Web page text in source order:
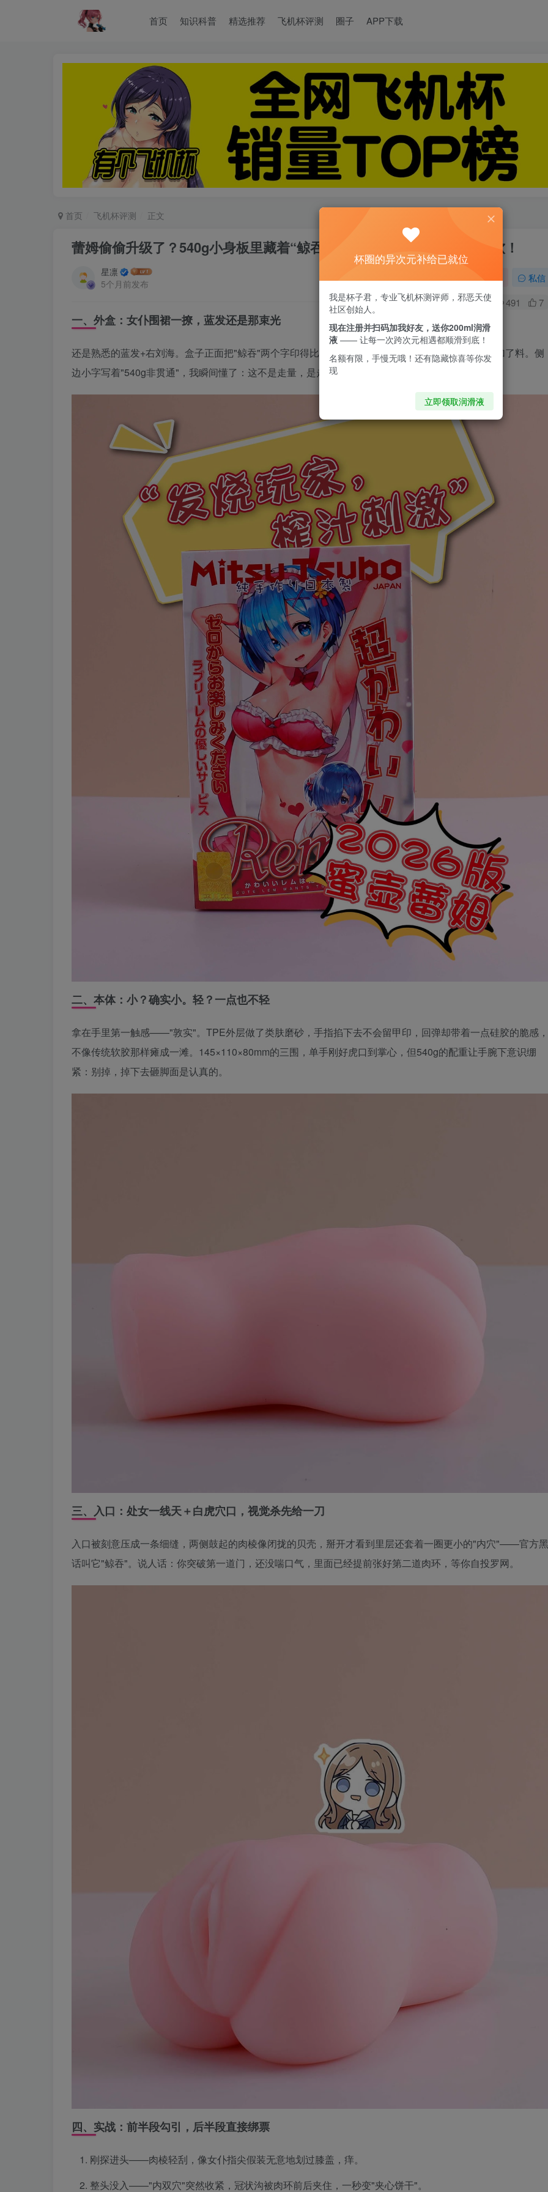
首页 知识科普 精选推荐 飞机杯评测 圈子 APP下载
首页 飞机杯评测 正文
蕾姆偷偷升级了？540g小身板里藏着“鲸吞”大杀器，老玩家都被吸到腿软！
星凛
5个月前发布
私信
0 491 7
一、外盒：女仆围裙一撩，蓝发还是那束光
还是熟悉的蓝发+右刘海。盒子正面把"鲸吞"两个字印得比蕾姆的名字还大，生怕别人不知道它偷偷加了料。侧
边小字写着"540g非贯通"，我瞬间懂了：这不是走量，是走心。
二、本体：小？确实小。轻？一点也不轻
拿在手里第一触感——"敦实"。TPE外层做了类肤磨砂，手指掐下去不会留甲印，回弹却带着一点硅胶的脆感，
不像传统软胶那样瘫成一滩。145×110×80mm的三围，单手刚好虎口到掌心，但540g的配重让手腕下意识绷
紧：别掉，掉下去砸脚面是认真的。
三、入口：处女一线天＋白虎穴口，视觉杀先给一刀
入口被刻意压成一条细缝，两侧鼓起的肉棱像闭拢的贝壳，掰开才看到里层还套着一圈更小的"内穴"——官方黑
话叫它"鲸吞"。说人话：你突破第一道门，还没喘口气，里面已经提前张好第二道肉环，等你自投罗网。
四、实战：前半段勾引，后半段直接绑票
刚探进头——肉棱轻刮，像女仆指尖假装无意地划过膝盖，痒。
整头没入——"内双穴"突然收紧，冠状沟被肉环前后夹住，一秒变"夹心饼干"。
杯圈的异次元补给已就位
我是杯子君，专业飞机杯测评师，邪恶天使
社区创始人。
现在注册并扫码加我好友，送你200ml润滑
液 —— 让每一次跨次元相遇都顺滑到底！
名额有限，手慢无哦！还有隐藏惊喜等你发
现
立即领取润滑液